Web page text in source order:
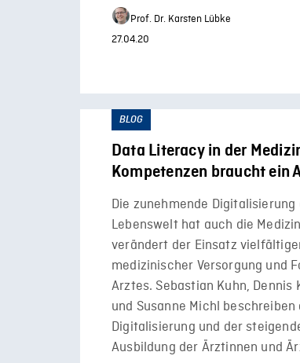
Prof. Dr. Karsten Lübke
27.04.20
BLOG
Data Literacy in der
Kompetenzen braucht ein
Die zunehmende
Lebenswelt hat auch die
verändert der Einsatz
medizinischer Versorgung und
Arztes. Sebastian Kuhn, Dennis
und Susanne Michl
Digitalisierung und der
Ausbildung der Ärztinnen und